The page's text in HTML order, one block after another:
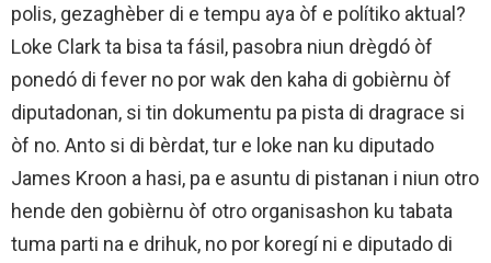
polis, gezaghèber di e tempu aya òf e polítiko aktual?
Loke Clark ta bisa ta fásil, pasobra niun drègdó òf
ponedó di fever no por wak den kaha di gobièrnu òf
diputadonan, si tin dokumentu pa pista di dragrace si
òf no. Anto si di bèrdat, tur e loke nan ku diputado
James Kroon a hasi, pa e asuntu di pistanan i niun otro
hende den gobièrnu òf otro organisashon ku tabata
tuma parti na e drihuk, no por koregí ni e diputado di